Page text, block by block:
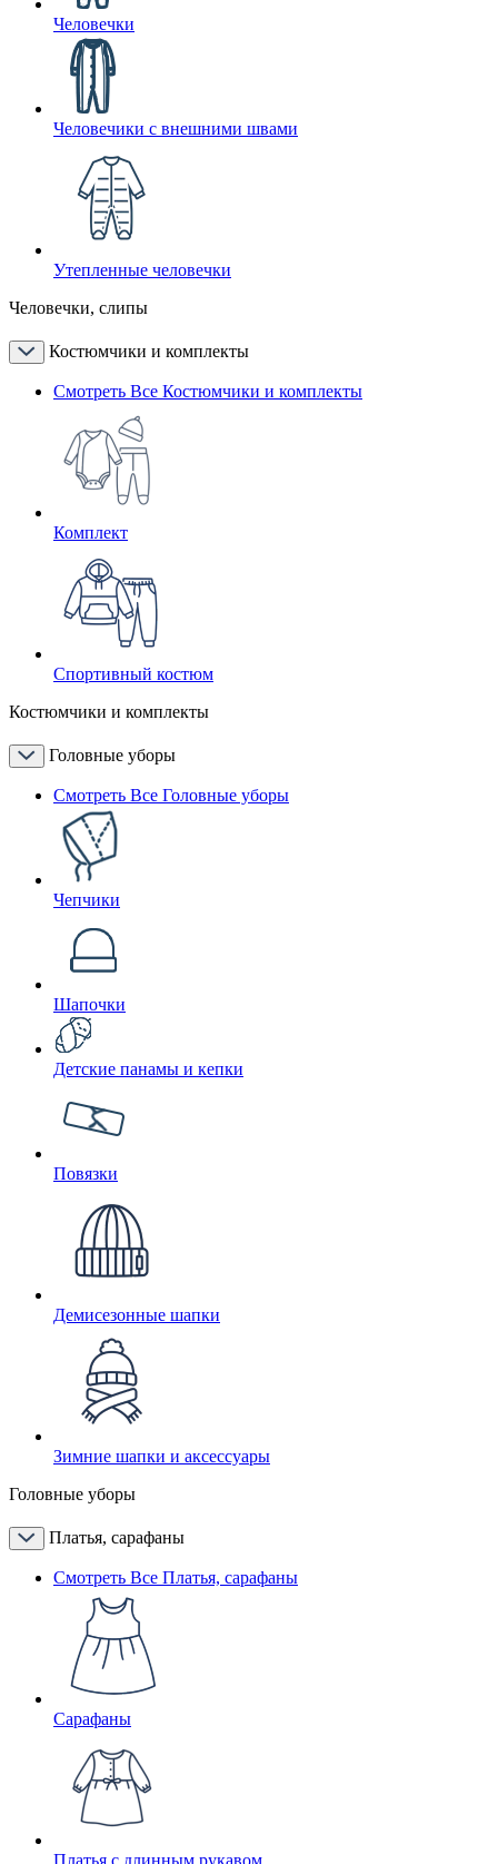
Человечки
Человечики с внешними швами
Утепленные человечки
Человечки, слипы
Костюмчики и комплекты
Смотреть Все Костюмчики и комплекты
Комплект
Спортивный костюм
Костюмчики и комплекты
Головные уборы
Смотреть Все Головные уборы
Чепчики
Шапочки
Детские панамы и кепки
Повязки
Демисезонные шапки
Зимние шапки и аксессуары
Головные уборы
Платья, сарафаны
Смотреть Все Платья, сарафаны
Сарафаны
Платья с длинным рукавом